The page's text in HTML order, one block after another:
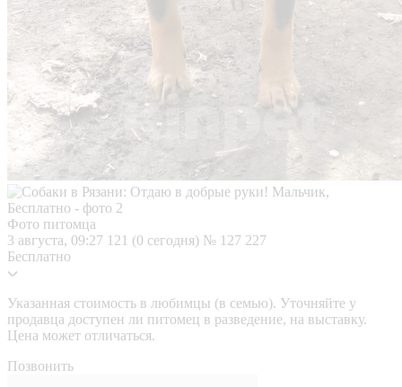
Фото питомца
3 августа, 09:27 121 (0 сегодня) № 127 227
Бесплатно
Указанная стоимость в любимцы (в семью). Уточняйте у
продавца доступен ли питомец в разведение, на выставку.
Цена может отличаться.
Позвонить